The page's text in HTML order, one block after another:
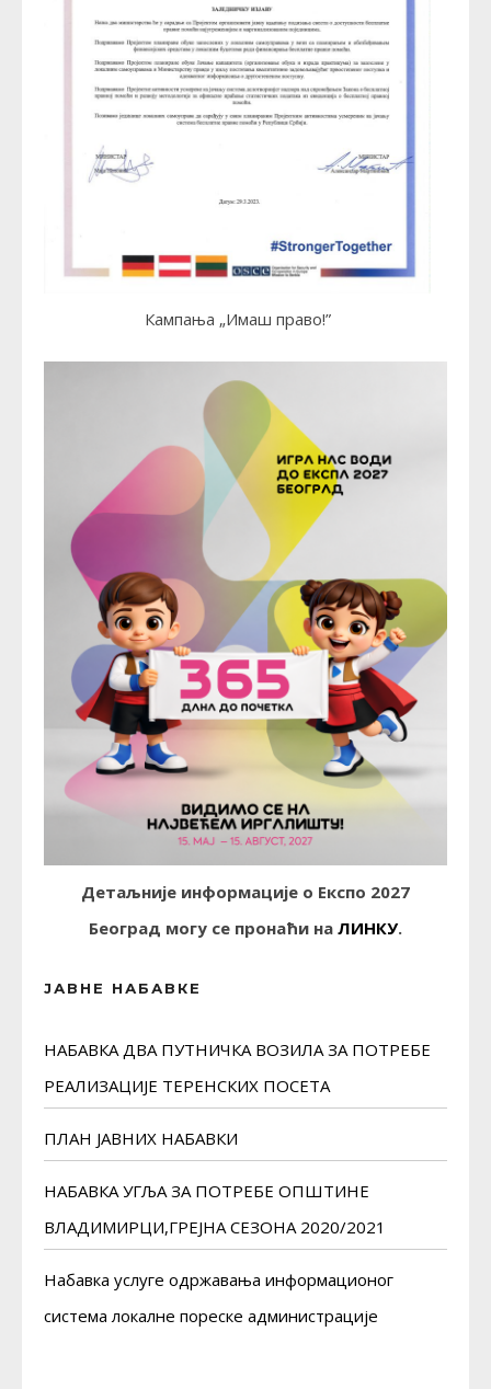
Кампања „Имаш право!”
Детаљније информације о Експо 2027
Београд могу се пронаћи на ЛИНКУ.
ЈАВНЕ НАБАВКЕ
НАБАВКА ДВА ПУТНИЧКА ВОЗИЛА ЗА ПОТРЕБЕ
РЕАЛИЗАЦИЈЕ ТЕРЕНСКИХ ПОСЕТА
ПЛАН ЈАВНИХ НАБАВКИ
НАБАВКА УГЉА ЗА ПОТРЕБЕ ОПШТИНЕ
ВЛАДИМИРЦИ,ГРЕЈНА СЕЗОНА 2020/2021
Набавка услуге одржавања информационог
система локалне пореске администрације